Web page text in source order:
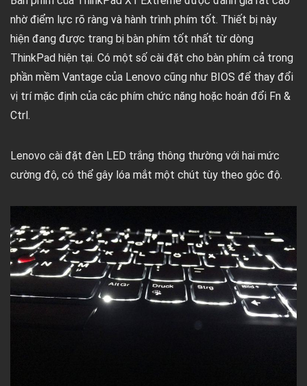
nhờ điểm lực rõ ràng và hành trình phím tốt. Thiết bị này
hiện đang được trang bị bàn phím tốt nhất từ ​​dòng
ThinkPad hiện tại. Có một số cài đặt cho bàn phím cả trong
phần mềm Vantage của Lenovo cũng như BIOS để thay đổi
vị trí mặc định của các phím chức năng hoặc hoán đổi Fn &
Ctrl.
Lenovo cài đặt đèn LED trắng thông thường với hai mức
cường độ, có thể gây lóa mắt một chút tùy theo góc độ.